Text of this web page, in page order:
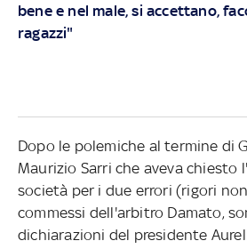
bene e nel male, si accettano,
ragazzi"
Dopo le polemiche al termine di
Maurizio Sarri che aveva
società per i due errori (rigori
commessi dell'arbitro Damato,
dichiarazioni del presidente